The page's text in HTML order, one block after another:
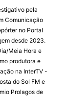
pela
Comunicação
no Portal
desde 2023.
Meia Hora e
produtora e
na InterTV -
do Sol FM e
Prolagos de